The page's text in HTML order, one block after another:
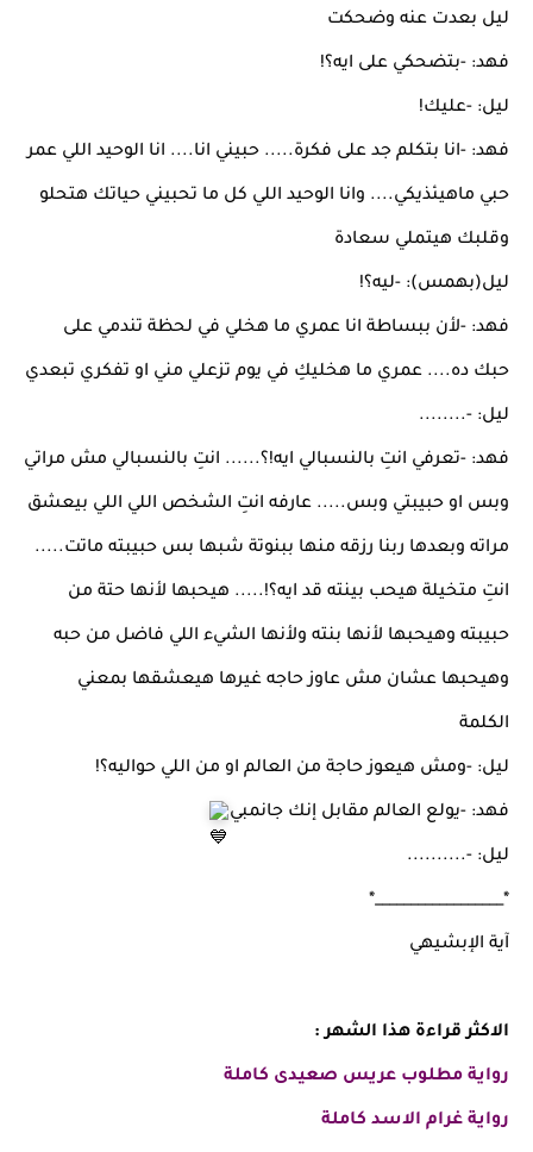
ليل بعدت عنه وضحكت
فهد: -بتضحكي على ايه؟!
ليل: -عليك!
فهد: -انا بتكلم جد على فكرة..... حبيني انا.... انا الوحيد اللي عمر
حبي ماهيئذيكي.... وانا الوحيد اللي كل ما تحبيني حياتك هتحلو
وقلبك هيتملي سعادة
ليل(بهمس): -ليه؟!
فهد: -لأن ببساطة انا عمري ما هخلي في لحظة تندمي على
حبك ده.... عمري ما هخليكِ في يوم تزعلي مني او تفكري تبعدي
ليل: -........
فهد: -تعرفي انتِ بالنسبالي ايه!؟...... انتِ بالنسبالي مش مراتي
وبس او حبيبتي وبس..... عارفه انتِ الشخص اللي اللي بيعشق
مراته وبعدها ربنا رزقه منها ببنوتة شبها بس حبيبته ماتت.....
انتِ متخيلة هيحب بينته قد ايه؟!..... هيحبها لأنها حتة من
حبيبته وهيحبها لأنها بنته ولأنها الشيء اللي فاضل من حبه
وهيحبها عشان مش عاوز حاجه غيرها هيعشقها بمعني
الكلمة
ليل: -ومش هيعوز حاجة من العالم او من اللي حواليه؟!
فهد: -يولع العالم مقابل إنك جانمبي
ليل: -..........
*__________________*
آية الإبشيهي
الاكثر قراءة هذا الشهر :
رواية مطلوب عريس صعيدى كاملة
رواية غرام الاسد كاملة